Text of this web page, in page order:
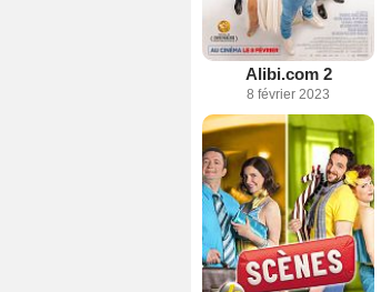
Alibi.com 2
8 février 2023